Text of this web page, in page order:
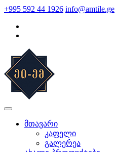
Skip
content
+995 592 44 1926 info@amtile.ge
მთავარი
კაფელი
გალერეა